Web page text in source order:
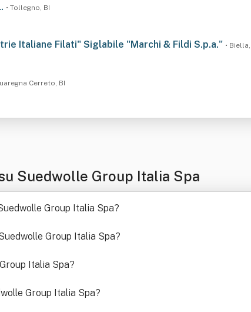
• Tollegno, BI
Italiane Filati" Siglabile "Marchi & Fildi S.p.a." •
Cerreto, BI
Suedwolle Group Italia Spa
Group Italia Spa?
Group Italia Spa?
Italia Spa?
Group Italia Spa?